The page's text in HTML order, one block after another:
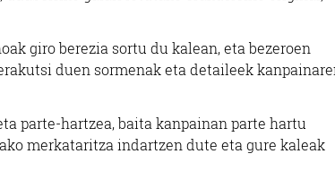
giro berezia sortu du kalean, eta bezeroen
duen sormenak eta detaileek
parte-hartzea, baita kanpainan parte hartu
merkataritza indartzen dute eta gure kaleak